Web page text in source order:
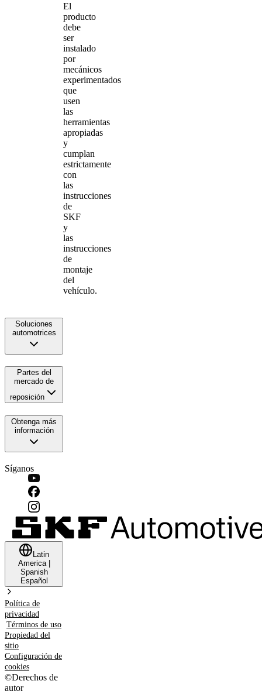
El
producto
debe
ser
instalado
por
mecánicos
experimentados
que
usen
las
herramientas
apropiadas
y
cumplan
estrictamente
con
las
instrucciones
de
SKF
y
las
instrucciones
de
montaje
del
vehículo.
Soluciones
automotrices
Partes del
mercado de
reposición
Obtenga más
información
Síganos
Latin
America|
Spanish
Español
Política de
privacidad
Términos de uso
Propiedad del
sitio
Configuración de
cookies
©Derechos de
autor